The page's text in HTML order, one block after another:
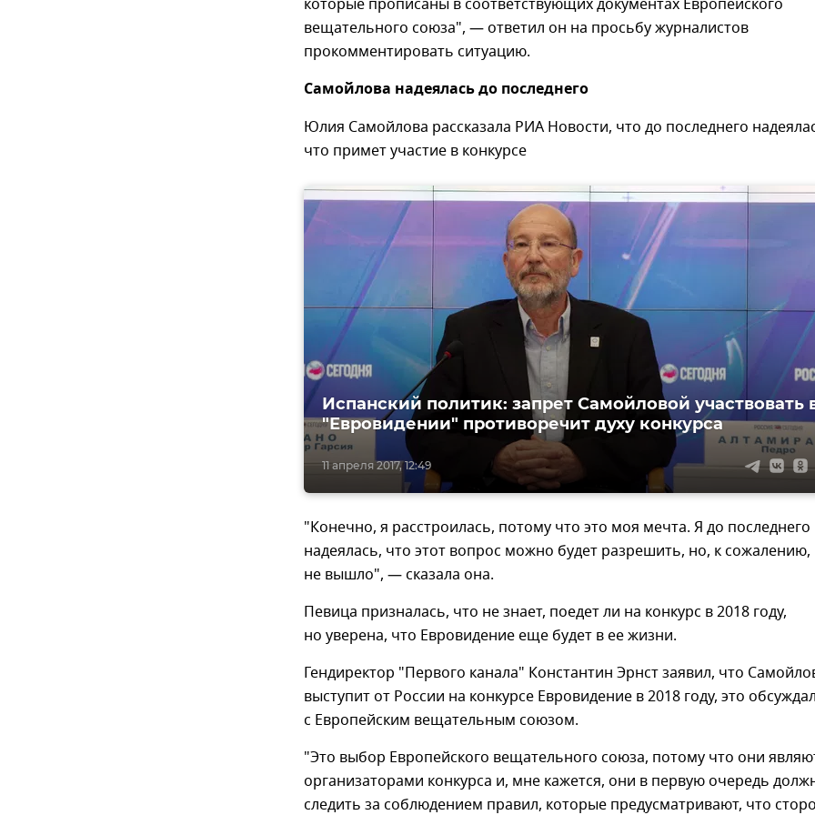
которые прописаны в соответствующих документах Европейского
вещательного союза", — ответил он на просьбу журналистов
прокомментировать ситуацию.
Самойлова надеялась до последнего
Юлия Самойлова рассказала РИА Новости, что до последнего
что примет участие в конкурсе
11 апреля 2017, 12:49
Испанский политик: запрет Самойловой участвовать
"Евровидении" противоречит духу конкурса
"Конечно, я расстроилась, потому что это моя мечта. Я до последнего
надеялась, что этот вопрос можно будет разрешить, но, к сожалению,
не вышло", — сказала она.
Певица призналась, что не знает, поедет ли на конкурс в 2018 году,
но уверена, что Евровидение еще будет в ее жизни.
Гендиректор "Первого канала" Константин Эрнст заявил, что
выступит от России на конкурсе Евровидение в 2018 году, это
с Европейским вещательным союзом.
"Это выбор Европейского вещательного союза, потому что они
организаторами конкурса и, мне кажется, они в первую очередь
следить за соблюдением правил, которые предусматривают, что